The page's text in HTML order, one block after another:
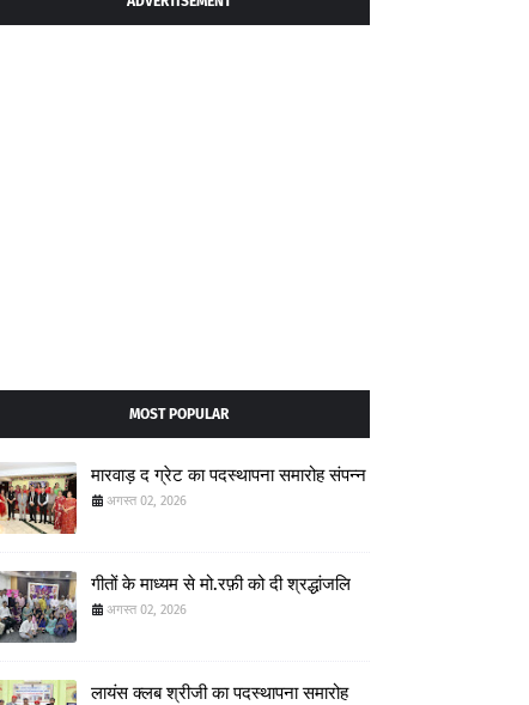
MOST POPULAR
मारवाड़ द ग्रेट का पदस्थापना समारोह संपन्न
अगस्त 02, 2026
गीतों के माध्यम से मो.रफ़ी को दी श्रद्धांजलि
अगस्त 02, 2026
लायंस क्लब श्रीजी का पदस्थापना समारोह